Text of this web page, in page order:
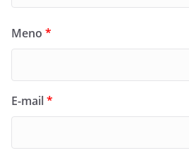
Meno *
E-mail*